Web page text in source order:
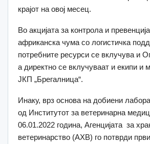
крајот на овој месец.
Во акцијата за контрола и
африканска чума со логистичка
потребните ресурси се вклучува и
а директно се вклучуваат и екипи и
ЈКП „Брегалница“.
Инаку, врз основа на добиени
од Институтот за ветеринарна
06.01.2022 година, Агенцијата за
ветеринарство (АХВ) го потврди